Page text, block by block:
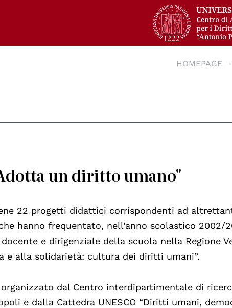
HOMEPAGE
un diritto umano"
22 progetti didattici corrispondenti ad
hanno frequentato, nell’anno scolastico 2002/
e dirigenziale della scuola nella Regione
e alla solidarietà: cultura dei diritti umani”.
dal Centro interdipartimentale di
e dalla Cattedra UNESCO “Diritti umani,